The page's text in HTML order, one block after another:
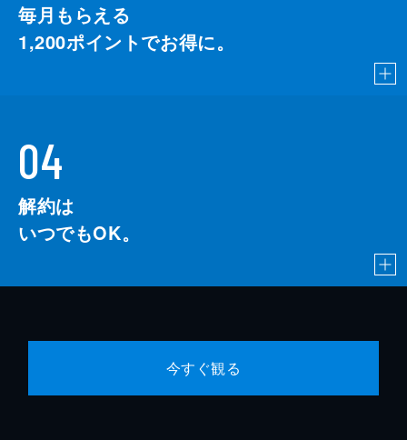
毎月もらえる
1,200ポイントでお得に。
04
解約は
いつでもOK。
今すぐ観る